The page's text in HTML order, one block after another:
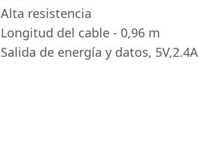
Alta resistencia
Longitud del cable - 0,96 m
Salida de energía y datos, 5V,2.4A